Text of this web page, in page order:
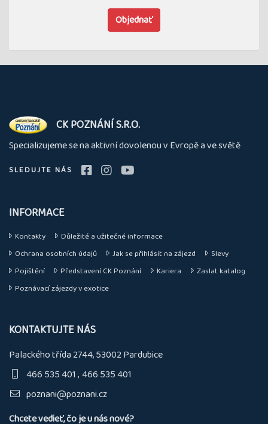
Objednať
O
nás
CK POZNÁNÍ S.R.O.
Specializujeme se na aktivní dovolenou v Evropě a ve světě
SLEDUJTE NÁS
INFORMACE
Kontakty
Důležité a užitečné informace
Ochrana osobních údajů
Jak se přihlásit na zájezd
Slevy
Pojištění
Představení CK Poznání Kariera
Zaslat katalog
Poznávací zájezdy v exotice
KONTAKTUJTE NÁS
Palackého třída 2744, 53002 Pardubice
466 535 401 466 535 401
poznani@poznani.cz
Chcete vedieť, čo je u nás nové?